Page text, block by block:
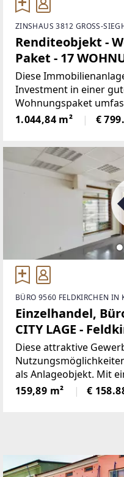
ZINSHAUS 3812 GROSS-
Renditeobjekt -
Paket - 17
Groß Siegharts
Diese
Investment in einer
Wohnungspaket
Wohneinheiten mit
von etwa 1044
1.044,84 m² €
BÜRO 9560 FELDKIRCHEN IN
Einzelhandel,
CITY LAGE -
WÖRTHERSEE
Diese attraktive
als Anlageobjekt. Mit
159,25 m² verfügt das
159,89 m² €